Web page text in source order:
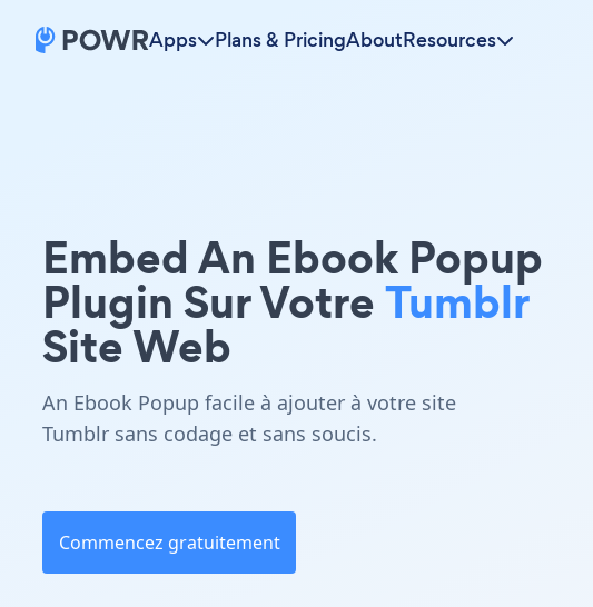
Apps Plans & PricingAboutResources
Embed An Ebook Popup
Plugin Sur VotreTumblr
Site Web
An Ebook Popup facile à ajouter à votre site
Tumblr sans codage et sans soucis.
Commencez gratuitement